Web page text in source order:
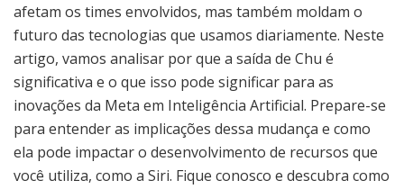
afetam os times envolvidos, mas também moldam o
futuro das tecnologias que usamos diariamente. Neste
artigo, vamos analisar por que a saída de Chu é
significativa e o que isso pode significar para as
inovações da Meta em Inteligência Artificial. Prepare-se
para entender as implicações dessa mudança e como
ela pode impactar o desenvolvimento de recursos que
você utiliza, como a Siri. Fique conosco e descubra como